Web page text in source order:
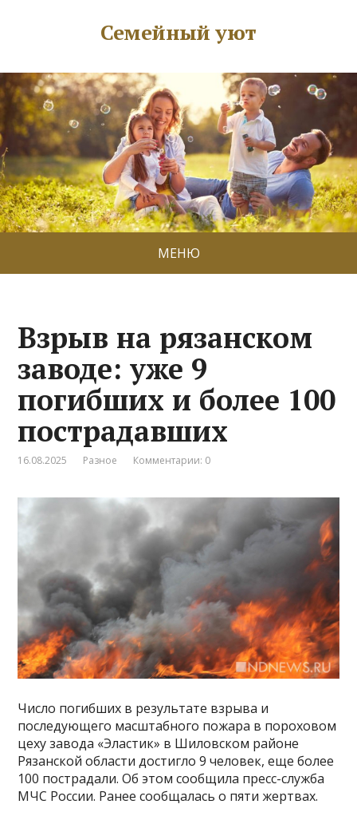
Семейный уют
МЕНЮ
Взрыв на рязанском
заводе: уже 9
погибших и более 100
пострадавших
16.08.2025 Разное Комментарии: 0
Число погибших в результате взрыва и
последующего масштабного пожара в пороховом
цеху завода «Эластик» в Шиловском районе
Рязанской области достигло 9 человек, еще более
100 пострадали. Об этом сообщила пресс-служба
МЧС России. Ранее сообщалась о пяти жертвах.